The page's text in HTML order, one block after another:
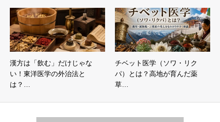
漢方は「飲む」だけじゃな
い！東洋医学の外治法と
は？…
チベット医学（ソワ・リク
パ）とは？高地が育んだ薬
草…